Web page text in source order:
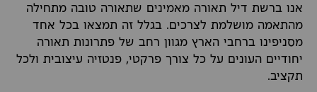
אנו ברשת דיל תאורה מאמינים שתאורה טובה מתחילה
מהתאמה מושלמת לצרכים. בגלל זה תמצאו בכל אחד
מסניפינו ברחבי הארץ מגוון רחב של פתרונות תאורה
יחודיים העונים על כל צורך פרקטי, פנטזיה עיצובית ולכל
תקציב.